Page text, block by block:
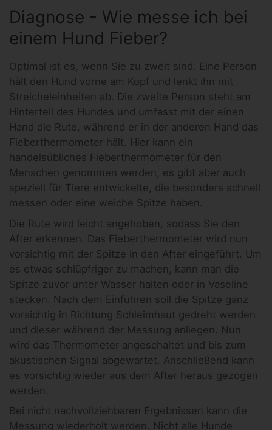
Diagnose - Wie messe ich bei
einem Hund Fieber?
Optimal ist es, wenn Sie zu zweit sind. Eine Person
hält den Hund vorne am Kopf und lenkt ihn mit
Streicheleinheiten ab. Die zweite Person steht am
Hinterteil des Hundes und umfasst mit der einen
Hand die Rute, während er in der anderen Hand das
Fieberthermometer hält. Hier kann ein
handelsübliches Fieberthermometer für den
Menschen genommen werden, es gibt aber auch
speziell für Tiere entwickelte, die besonders schnell
messen oder eine weiche Spitze haben.
Die Rute wird leicht angehoben, sodass Sie den
After erkennen. Das Fieberthermometer wird nun
vorsichtig mit der Spitze in den After eingeführt. Um
es etwas schlüpfriger zu machen, kann man die
Spitze zuvor unter Wasser halten oder in Vaseline
stecken. Nach dem Einführen soll die Spitze ganz
vorsichtig in Richtung Schleimhaut gedreht werden
und dieser während der Messung anliegen. Nun
wird das Thermometer angeschaltet und bis zum
akustischen Signal abgewartet. Anschließend kann
es vorsichtig wieder aus dem After heraus gezogen
werden.
Bei nicht nachvollziehbaren Ergebnissen kann die
Messung wiederholt werden. Nicht alle Hunde